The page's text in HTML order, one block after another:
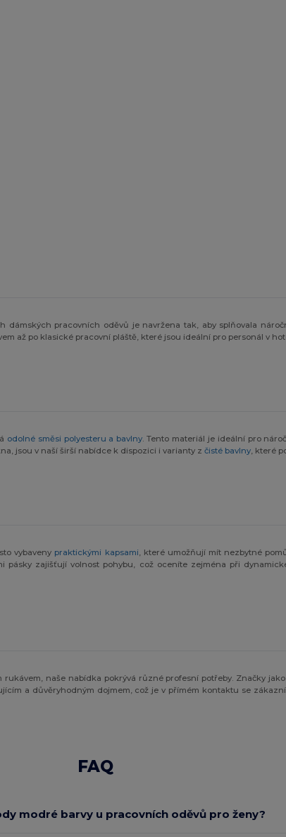
dámských pracovních oděvů je navržena tak, aby splňovala
až po klasické pracovní pláště, které jsou ideální pro personál v
odolné směsi polyesteru a bavlny . Tento materiál je ideální pro
jsou v naší širší nabídce k dispozici i varianty zčisté bavlny , které
vybaveny praktickými kapsami , které umožňují mít nezbytné
pásky zajišťují volnost pohybu, což oceníte zejména při
naše nabídka pokrývá různé profesní potřeby. Značky jako
a důvěryhodným dojmem, což je v přímém kontaktu se
FAQ
modré barvy u pracovních oděvů pro ženy?